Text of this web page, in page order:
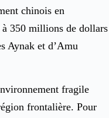
chinois en
à 350 millions de dollars
Aynak et d’Amu
fragile
frontalière. Pour